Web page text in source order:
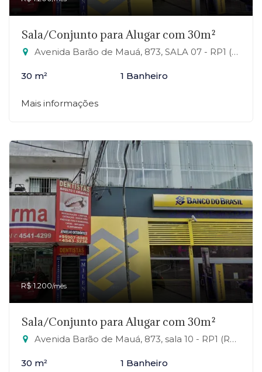
Sala/Conjunto para Alugar com 30m²
Avenida Barão de Mauá, 873, SALA 07 - RP1 (Regiões de Planejamento), Mauá-SP
30 m² 1 Banheiro
Mais informações
R$ 1.200/mês
Sala/Conjunto para Alugar com 30m²
Avenida Barão de Mauá, 873, sala 10 - RP1 (Regiões de Planejamento), Mauá-SP
30 m² 1 Banheiro